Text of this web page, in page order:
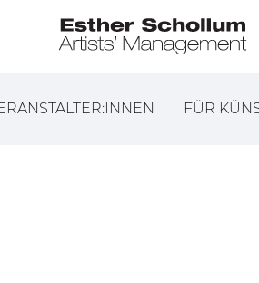
FÜR